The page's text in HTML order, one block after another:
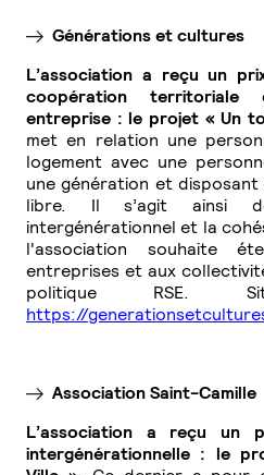
Générations et cultures
L’association a reçu un
coopération territoriale
entreprise : le projet « Un
met en relation une
logement avec une
une génération et disposant
libre. Il s’agit ainsi
intergénérationnel et la
l'association souhaite
entreprises et aux
politique RSE.
https://
Association Saint-Camille
L’association a reçu un
intergénérationnelle : le